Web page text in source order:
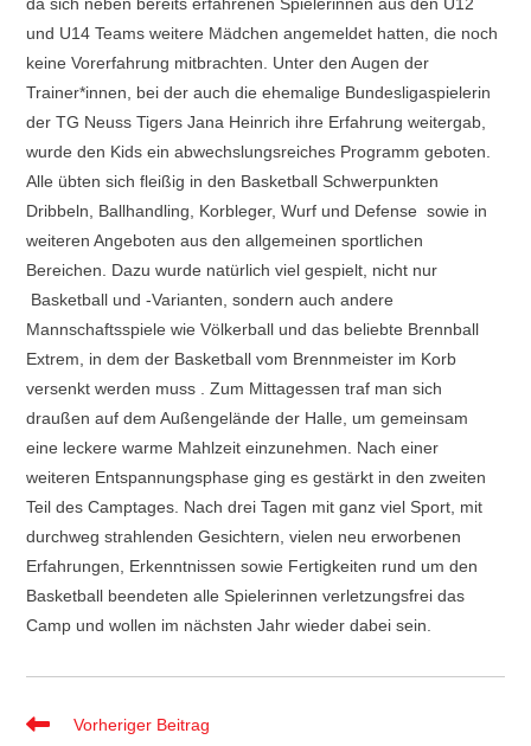
und U14 Teams weitere Mädchen angemeldet hatten, die noch
keine Vorerfahrung mitbrachten. Unter den Augen der
Trainer*innen, bei der auch die ehemalige Bundesligaspielerin
der TG Neuss Tigers Jana Heinrich ihre Erfahrung weitergab,
wurde den Kids ein abwechslungsreiches Programm geboten.
Alle übten sich fleißig in den Basketball Schwerpunkten
Dribbeln, Ballhandling, Korbleger, Wurf und Defense sowie in
weiteren Angeboten aus den allgemeinen sportlichen
Bereichen. Dazu wurde natürlich viel gespielt, nicht nur
Basketball und -Varianten, sondern auch andere
Mannschaftsspiele wie Völkerball und das beliebte Brennball
Extrem, in dem der Basketball vom Brennmeister im Korb
versenkt werden muss . Zum Mittagessen traf man sich
draußen auf dem Außengelände der Halle, um gemeinsam
eine leckere warme Mahlzeit einzunehmen. Nach einer
weiteren Entspannungsphase ging es gestärkt in den zweiten
Teil des Camptages. Nach drei Tagen mit ganz viel Sport, mit
durchweg strahlenden Gesichtern, vielen neu erworbenen
Erfahrungen, Erkenntnissen sowie Fertigkeiten rund um den
Basketball beendeten alle Spielerinnen verletzungsfrei das
Camp und wollen im nächsten Jahr wieder dabei sein.
WeitereVorheriger Beitrag